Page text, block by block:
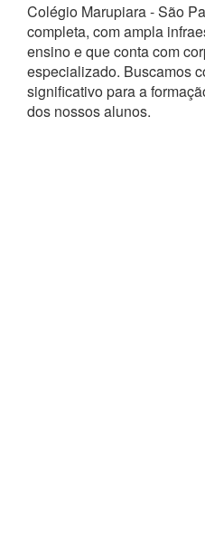
Colégio Marupiara - São
completa, com ampla
ensino e que conta com
especializado. Buscamos
significativo para a
dos nossos alunos.